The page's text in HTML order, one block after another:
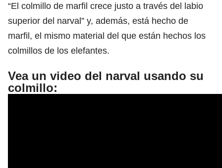
“El colmillo de marfil crece justo a través del labio
superior del narval” y, además, está hecho de
marfil, el mismo material del que están hechos los
colmillos de los elefantes.
Vea un video del narval usando su
colmillo: